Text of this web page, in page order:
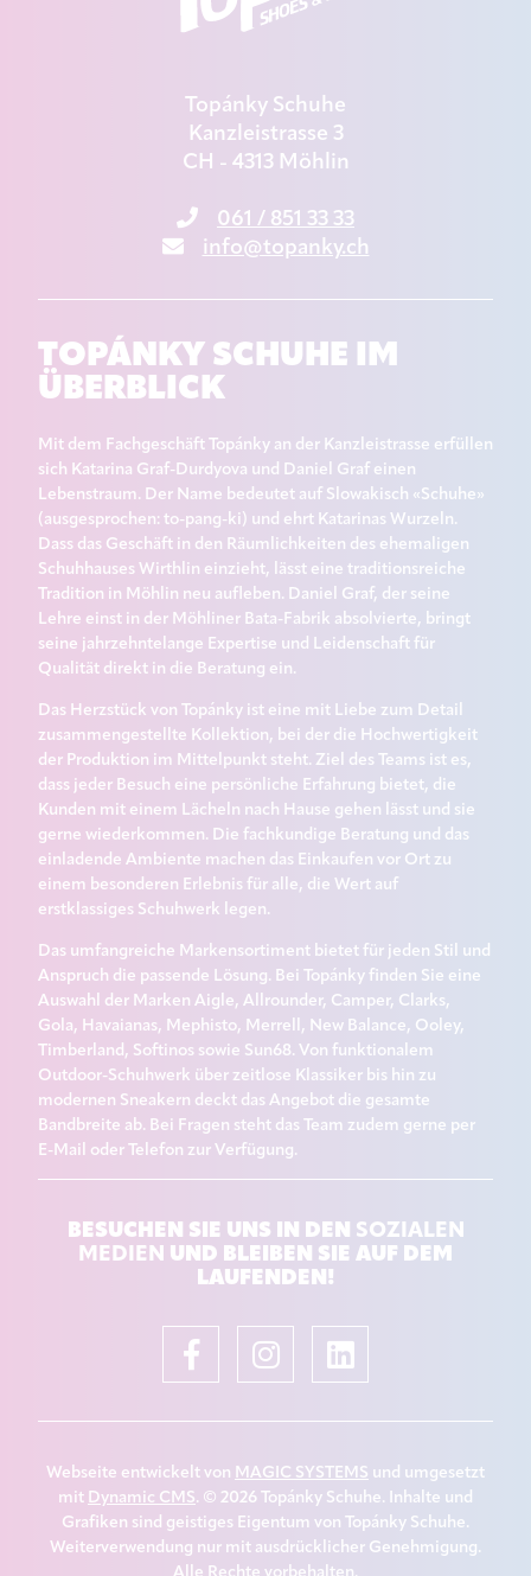
Topánky Schuhe
Kanzleistrasse 3
CH - 4313 Möhlin
061 / 851 33 33
info@topanky.ch
TOPÁNKY SCHUHE IM
ÜBERBLICK
Mit dem Fachgeschäft Topánky an der Kanzleistrasse erfüllen
sich Katarina Graf-Durdyova und Daniel Graf einen
Lebenstraum. Der Name bedeutet auf Slowakisch «Schuhe»
(ausgesprochen: to-pang-ki) und ehrt Katarinas Wurzeln.
Dass das Geschäft in den Räumlichkeiten des ehemaligen
Schuhhauses Wirthlin einzieht, lässt eine traditionsreiche
Tradition in Möhlin neu aufleben. Daniel Graf, der seine
Lehre einst in der Möhliner Bata-Fabrik absolvierte, bringt
seine jahrzehntelange Expertise und Leidenschaft für
Qualität direkt in die Beratung ein.
Das Herzstück von Topánky ist eine mit Liebe zum Detail
zusammengestellte Kollektion, bei der die Hochwertigkeit
der Produktion im Mittelpunkt steht. Ziel des Teams ist es,
dass jeder Besuch eine persönliche Erfahrung bietet, die
Kunden mit einem Lächeln nach Hause gehen lässt und sie
gerne wiederkommen. Die fachkundige Beratung und das
einladende Ambiente machen das Einkaufen vor Ort zu
einem besonderen Erlebnis für alle, die Wert auf
erstklassiges Schuhwerk legen.
Das umfangreiche Markensortiment bietet für jeden Stil und
Anspruch die passende Lösung. Bei Topánky finden Sie eine
Auswahl der Marken Aigle, Allrounder, Camper, Clarks,
Gola, Havaianas, Mephisto, Merrell, New Balance, Ooley,
Timberland, Softinos sowie Sun68. Von funktionalem
Outdoor-Schuhwerk über zeitlose Klassiker bis hin zu
modernen Sneakern deckt das Angebot die gesamte
Bandbreite ab. Bei Fragen steht das Team zudem gerne per
E-Mail oder Telefon zur Verfügung.
BESUCHEN SIE UNS IN DEN SOZIALEN
MEDIEN UND BLEIBEN SIE AUF DEM
LAUFENDEN!
Webseite entwickelt von MAGIC SYSTEMS und umgesetzt
mit Dynamic CMS. © 2026 Topánky Schuhe. Inhalte und
Grafiken sind geistiges Eigentum von Topánky Schuhe.
Weiterverwendung nur mit ausdrücklicher Genehmigung.
Alle Rechte vorbehalten.